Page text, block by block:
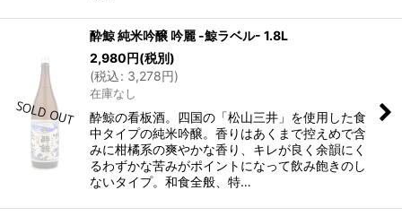
酔鯨 純米吟醸 吟麗 -鯨ラベル- 1.8L
2,980円(税別)
(税込: 3,278円)
在庫なし
酔鯨の看板酒。四国の「松山三井」を使用した食
中タイプの純米吟醸。香りはあくまで控えめで含
みに柑橘系の爽やかな香り、キレが良く余韻にく
るわずかな苦みがポイントになって飲み飽きのし
ないタイプ。和食全般、特…